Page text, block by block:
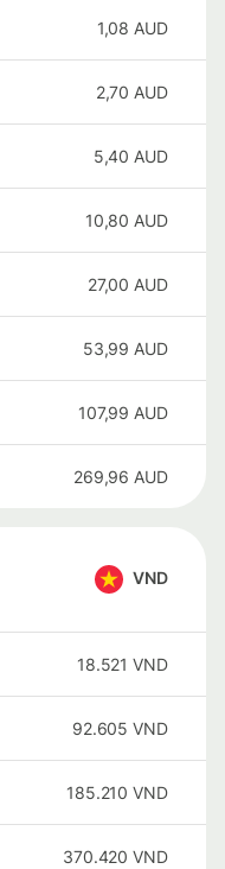
1,08 AUD
2,70 AUD
5,40 AUD
10,80 AUD
27,00 AUD
53,99 AUD
107,99 AUD
269,96 AUD
VND
18.521 VND
92.605 VND
185.210 VND
370.420 VND